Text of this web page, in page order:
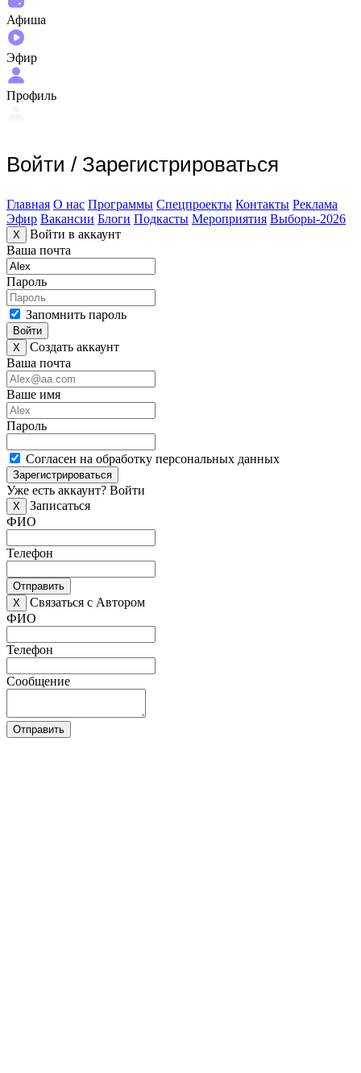
Афиша
Эфир
Профиль
Войти / Зарегистрироваться
Главная О нас Программы Спецпроекты Контакты Реклама
Эфир Вакансии Блоги Подкасты Мероприятия Выборы-2026
X
Войти в аккаунт
Ваша почта
Пароль
Запомнить пароль
Войти
X
Создать аккаунт
Ваша почта
Ваше имя
Пароль
Согласен на обработку персональных данных
Зарегистрироваться
Уже есть аккаунт? Войти
X
Записаться
ФИО
Телефон
Отправить
X
Связаться с Автором
ФИО
Телефон
Сообщение
Отправить